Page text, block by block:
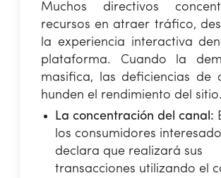
Muchos directivos
recursos en atraer tráfico,
la experiencia interactiva
plataforma. Cuando la
masifica, las deficiencias de
hunden el rendimiento del sitio.
La concentración del canal:
los consumidores
declara que realizará sus
transacciones utilizando el